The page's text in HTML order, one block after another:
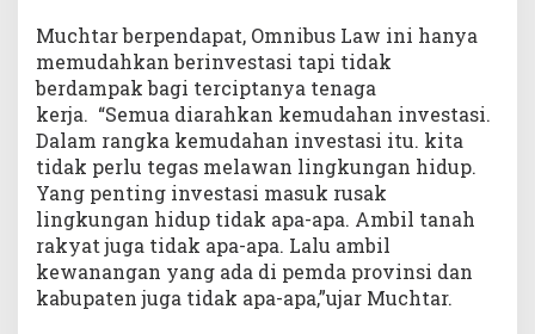
Muchtar berpendapat, Omnibus Law ini hanya
memudahkan berinvestasi tapi tidak
berdampak bagi terciptanya tenaga
kerja. “Semua diarahkan kemudahan investasi.
Dalam rangka kemudahan investasi itu. kita
tidak perlu tegas melawan lingkungan hidup.
Yang penting investasi masuk rusak
lingkungan hidup tidak apa-apa. Ambil tanah
rakyat juga tidak apa-apa. Lalu ambil
kewanangan yang ada di pemda provinsi dan
kabupaten juga tidak apa-apa,”ujar Muchtar.